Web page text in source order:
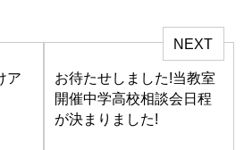
ア
NEXT
お待たせしました!当教室
開催中学高校相談会日程
が決まりました!